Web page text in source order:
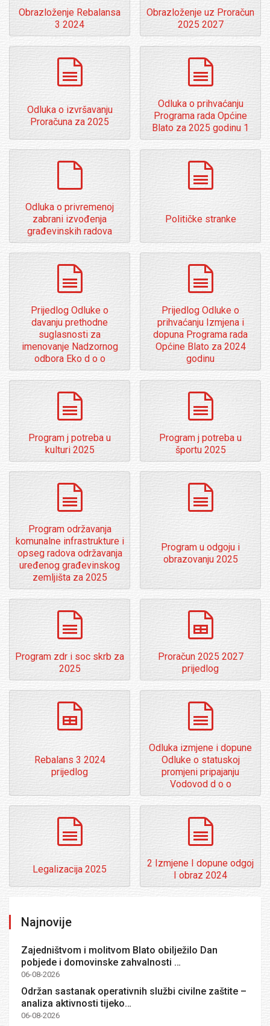
Obrazloženje Rebalansa
3 2024
Obrazloženje uz Proračun
2025 2027
Odluka o izvršavanju
Proračuna za 2025
Odluka o prihvaćanju
Programa rada Općine
Blato za 2025 godinu 1
Odluka o privremenoj
zabrani izvođenja
građevinskih radova
Političke stranke
Prijedlog Odluke o
davanju prethodne
suglasnosti za
imenovanje Nadzornog
odbora Eko d o o
Prijedlog Odluke o
prihvaćanju Izmjena i
dopuna Programa rada
Općine Blato za 2024
godinu
Program j potreba u
kulturi 2025
Program j potreba u
športu 2025
Program održavanja
komunalne infrastrukture i
opseg radova održavanja
uređenog građevinskog
zemljišta za 2025
Program u odgoju i
obrazovanju 2025
Program zdr i soc skrb za
2025
Proračun 2025 2027
prijedlog
Rebalans 3 2024
prijedlog
Odluka izmjene i dopune
Odluke o statuskoj
promjeni pripajanju
Vodovod d o o
Legalizacija 2025
2 Izmjene I dopune odgoj
I obraz 2024
Najnovije
Zajedništvom i molitvom Blato obilježilo Dan
pobjede i domovinske zahvalnosti …
06-08-2026
Održan sastanak operativnih službi civilne zaštite –
analiza aktivnosti tijeko…
06-08-2026